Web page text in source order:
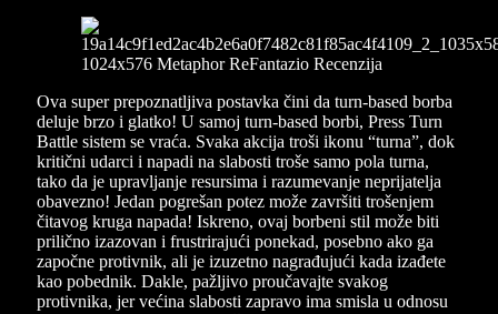
Ova super prepoznatljiva postavka čini da turn-based borba
deluje brzo i glatko! U samoj turn-based borbi, Press Turn
Battle sistem se vraća. Svaka akcija troši ikonu “turna”, dok
kritični udarci i napadi na slabosti troše samo pola turna,
tako da je upravljanje resursima i razumevanje neprijatelja
obavezno! Jedan pogrešan potez može završiti trošenjem
čitavog kruga napada! Iskreno, ovaj borbeni stil može biti
prilično izazovan i frustrirajući ponekad, posebno ako ga
započne protivnik, ali je izuzetno nagrađujući kada izađete
kao pobednik. Dakle, pažljivo proučavajte svakog
protivnika, jer većina slabosti zapravo ima smisla u odnosu